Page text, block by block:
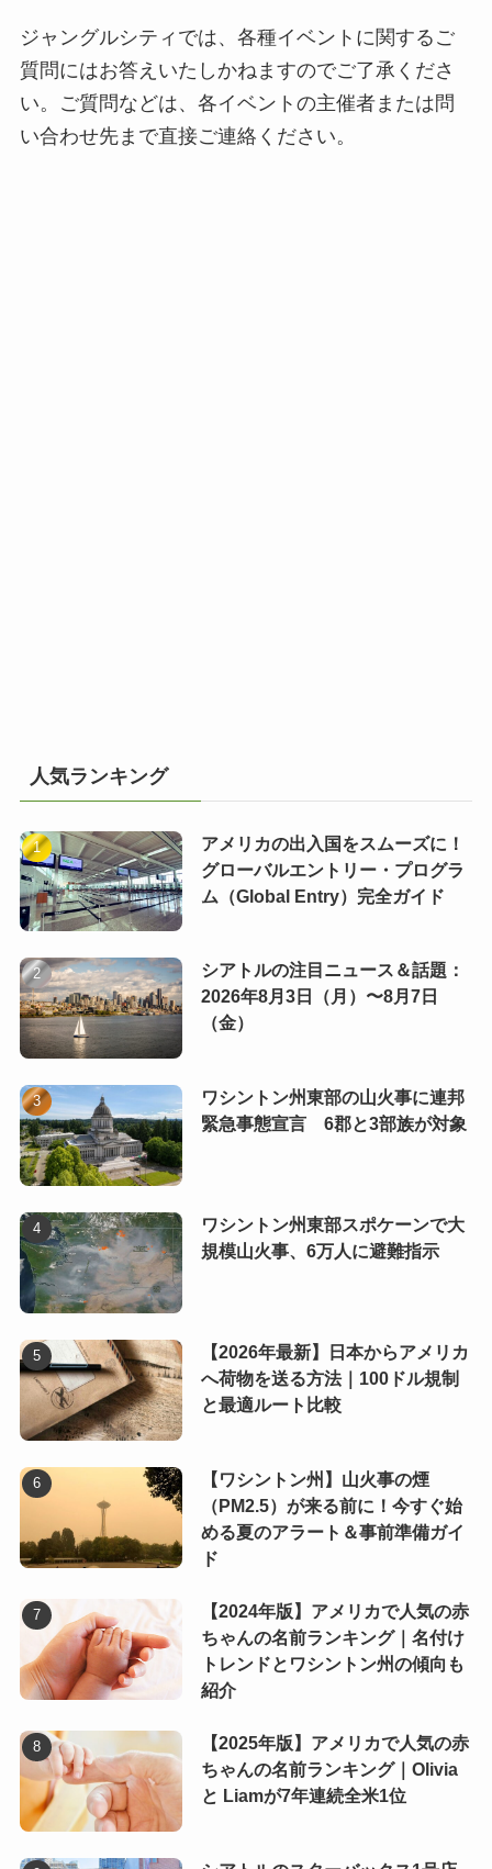
ジャングルシティでは、各種イベントに関するご
質問にはお答えいたしかねますのでご了承くださ
い。ご質問などは、各イベントの主催者または問
い合わせ先まで直接ご連絡ください。
人気ランキング
アメリカの出入国をスムーズに！
グローバルエントリー・プログラ
ム（Global Entry）完全ガイド
シアトルの注目ニュース＆話題：
2026年8月3日（月）〜8月7日
（金）
ワシントン州東部の山火事に連邦
緊急事態宣言 6郡と3部族が対象
ワシントン州東部スポケーンで大
規模山火事、6万人に避難指示
【2026年最新】日本からアメリカ
へ荷物を送る方法｜100ドル規制
と最適ルート比較
【ワシントン州】山火事の煙
（PM2.5）が来る前に！今すぐ始
める夏のアラート＆事前準備ガイ
ド
【2024年版】アメリカで人気の赤
ちゃんの名前ランキング｜名付け
トレンドとワシントン州の傾向も
紹介
【2025年版】アメリカで人気の赤
ちゃんの名前ランキング｜Olivia
と Liamが7年連続全米1位